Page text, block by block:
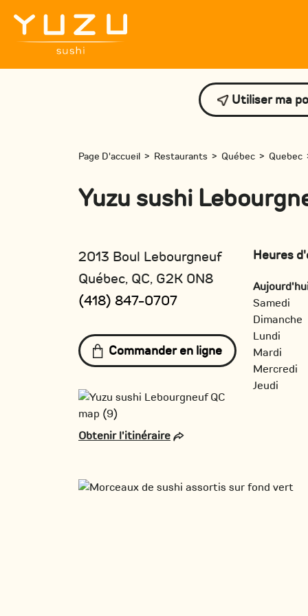
Utiliser ma
Page D'accueil > Restaurants > Québec > Quebec
Yuzu sushi
2013 Boul Lebourgneuf
Québec, QC, G2K 0N8
(418) 847-0707
Commander en ligne
Obtenir l'itinéraire
Heures
Samedi
Dimanche
Lundi
Mardi
Mercredi
Jeudi